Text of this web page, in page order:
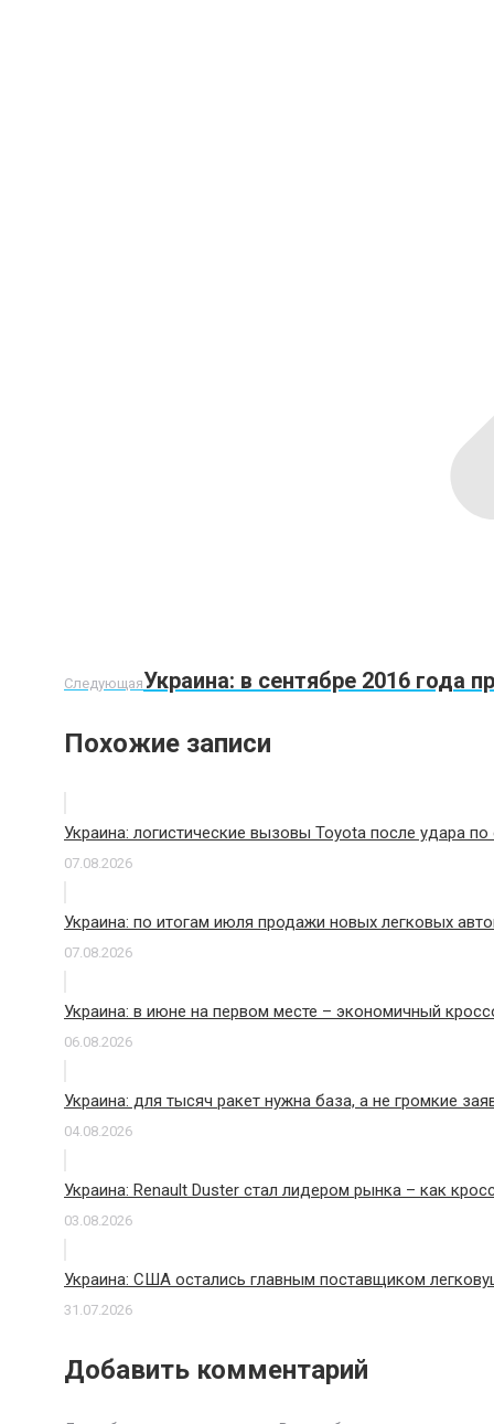
СледующаяСледующая
Украина: в сентябре 2016 года
Похожие записи
Украина: логистические вызовы Toyota после удара по
07.08.2026
Украина: по итогам июля продажи новых легковых
07.08.2026
Украина: в июне на первом месте – экономичный
06.08.2026
Украина: для тысяч ракет нужна база, а не громкие
04.08.2026
Украина: Renault Duster стал лидером рынка – как
03.08.2026
Украина: США остались главным поставщиком
31.07.2026
Добавить комментарий